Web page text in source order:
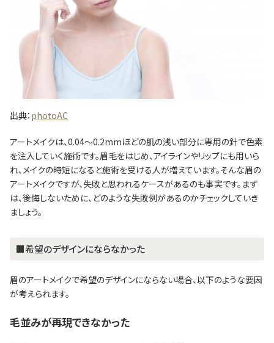
出典： photoAC
アートメイクは、0.04～0.2mmほどの肌の浅い部分に専用の針で色素
を注入していく施術です。眉毛をはじめ、アイラインやリップにも用いら
れ、メイクの時短になると施術を受ける人が増えています。そんな眉の
アートメイクですが、失敗と思われるケースがあるのも事実です。まず
は、後悔しないために、どのような失敗例があるのかチェックしていき
ましょう。
■希望のデザインにならなかった
眉のアートメイクで希望のデザインにならない場合、以下のような要因
が考えられます。
毛並みが再現できなかった